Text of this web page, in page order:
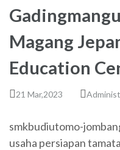
Magang
Education
21 Mar,2023
smkbudiutomo-
usaha persiapan